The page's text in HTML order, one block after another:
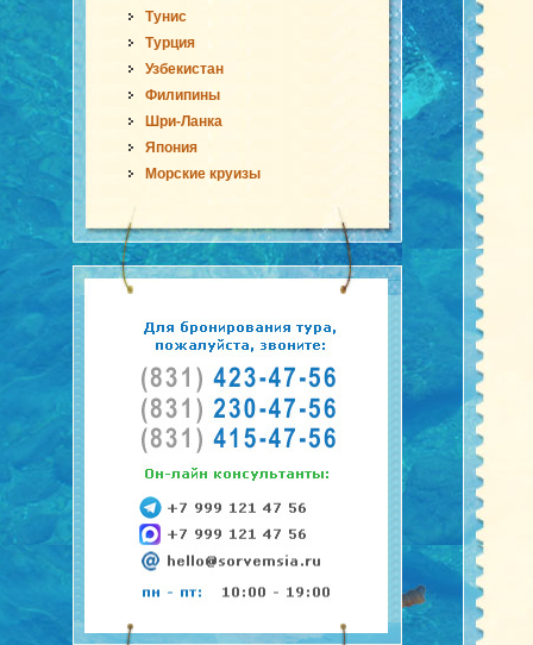
Тунис
Турция
Узбекистан
Филипины
Шри-Ланка
Япония
Морские круизы